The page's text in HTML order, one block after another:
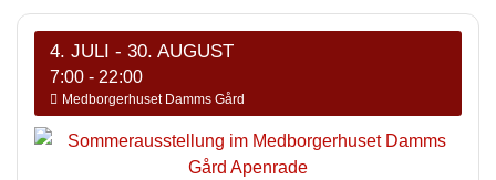
4. JULI - 30. AUGUST
7:00 - 22:00
Medborgerhuset Damms Gård